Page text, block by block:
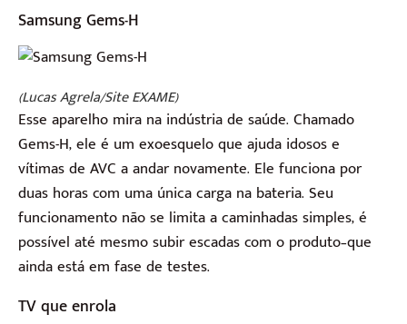
Samsung Gems-H
(Lucas Agrela/Site EXAME)
Esse aparelho mira na indústria de saúde. Chamado
Gems-H, ele é um exoesquelo que ajuda idosos e
vítimas de AVC a andar novamente. Ele funciona por
duas horas com uma única carga na bateria. Seu
funcionamento não se limita a caminhadas simples, é
possível até mesmo subir escadas com o produto–que
ainda está em fase de testes.
TV que enrola